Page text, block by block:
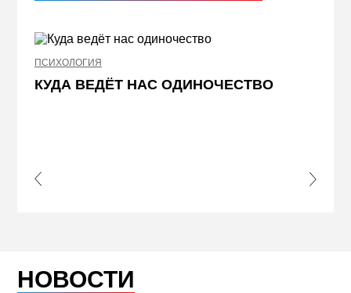
ПСИХОЛОГИЯ
КУДА ВЕДЁТ НАС ОДИНОЧЕСТВО
Slide
Next
НОВОСТИ